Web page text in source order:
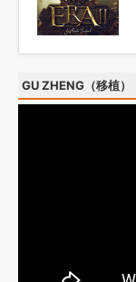
GU ZHENG（移植）